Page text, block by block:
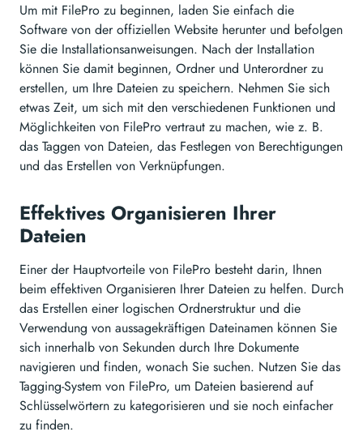
Um mit FilePro zu beginnen, laden Sie einfach die
Software von der offiziellen Website herunter und befolgen
Sie die Installationsanweisungen. Nach der Installation
können Sie damit beginnen, Ordner und Unterordner zu
erstellen, um Ihre Dateien zu speichern. Nehmen Sie sich
etwas Zeit, um sich mit den verschiedenen Funktionen und
Möglichkeiten von FilePro vertraut zu machen, wie z. B.
das Taggen von Dateien, das Festlegen von Berechtigungen
und das Erstellen von Verknüpfungen.
Effektives Organisieren Ihrer
Dateien
Einer der Hauptvorteile von FilePro besteht darin, Ihnen
beim effektiven Organisieren Ihrer Dateien zu helfen. Durch
das Erstellen einer logischen Ordnerstruktur und die
Verwendung von aussagekräftigen Dateinamen können Sie
sich innerhalb von Sekunden durch Ihre Dokumente
navigieren und finden, wonach Sie suchen. Nutzen Sie das
Tagging-System von FilePro, um Dateien basierend auf
Schlüsselwörtern zu kategorisieren und sie noch einfacher
zu finden.